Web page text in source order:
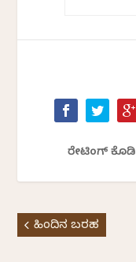
ರೇಟಿಂಗ್ ಕೊಡಿ
ಹಿಂದಿನ ಬರಹ